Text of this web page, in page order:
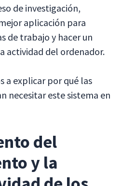
de investigación,
aplicación para
de trabajo y hacer un
actividad del ordenador.
a explicar por qué las
necesitar este sistema en
del
y la